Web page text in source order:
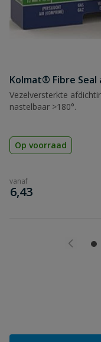
Kolmat® Fibre
Vezelversterkte
nastelbaar >180°.
Op voorraad
vanaf
€
6,43